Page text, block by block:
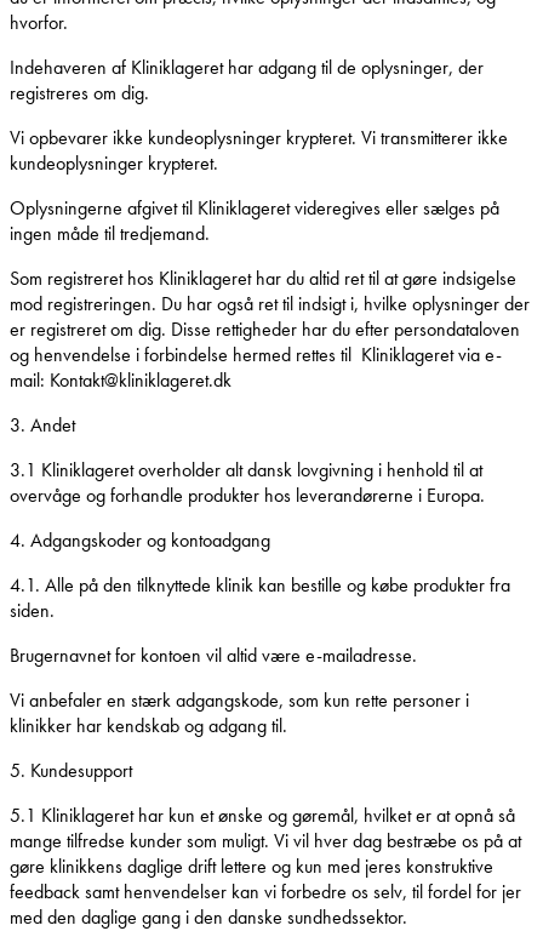
hvorfor.
Indehaveren af Kliniklageret har adgang til de oplysninger, der
registreres om dig.
Vi opbevarer ikke kundeoplysninger krypteret. Vi transmitterer ikke
kundeoplysninger krypteret.
Oplysningerne afgivet til Kliniklageret videregives eller sælges på
ingen måde til tredjemand.
Som registreret hos Kliniklageret har du altid ret til at gøre indsigelse
mod registreringen. Du har også ret til indsigt i, hvilke oplysninger der
er registreret om dig. Disse rettigheder har du efter persondataloven
og henvendelse i forbindelse hermed rettes til Kliniklageret via e-
mail: Kontakt@kliniklageret.dk
3. Andet
3.1 Kliniklageret overholder alt dansk lovgivning i henhold til at
overvåge og forhandle produkter hos leverandørerne i Europa.
4. Adgangskoder og kontoadgang
4.1. Alle på den tilknyttede klinik kan bestille og købe produkter fra
siden.
Brugernavnet for kontoen vil altid være e-mailadresse.
Vi anbefaler en stærk adgangskode, som kun rette personer i
klinikker har kendskab og adgang til.
5. Kundesupport
5.1 Kliniklageret har kun et ønske og gøremål, hvilket er at opnå så
mange tilfredse kunder som muligt. Vi vil hver dag bestræbe os på at
gøre klinikkens daglige drift lettere og kun med jeres konstruktive
feedback samt henvendelser kan vi forbedre os selv, til fordel for jer
med den daglige gang i den danske sundhedssektor.